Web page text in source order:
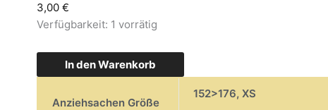
3,00 €
Verfügbarkeit: 1 vorrätig
In den Warenkorb
Anziehsachen Größe
152>176, XS